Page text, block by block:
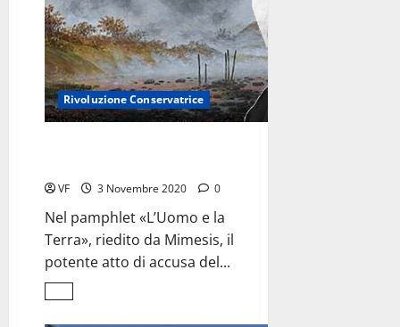
Rivoluzione Conservatrice
VF 3 Novembre 2020 0
Nel pamphlet «L’Uomo e la
Terra», riedito da Mimesis, il
potente atto di accusa del...
Leggi
più